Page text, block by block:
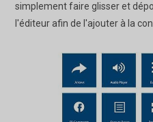
simplement faire glisser et
l'éditeur afin de l'ajouter à la